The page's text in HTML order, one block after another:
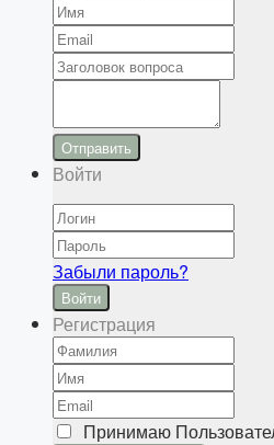
Отправить
Войти
Забыли пароль?
Войти
Регистрация
Принимаю